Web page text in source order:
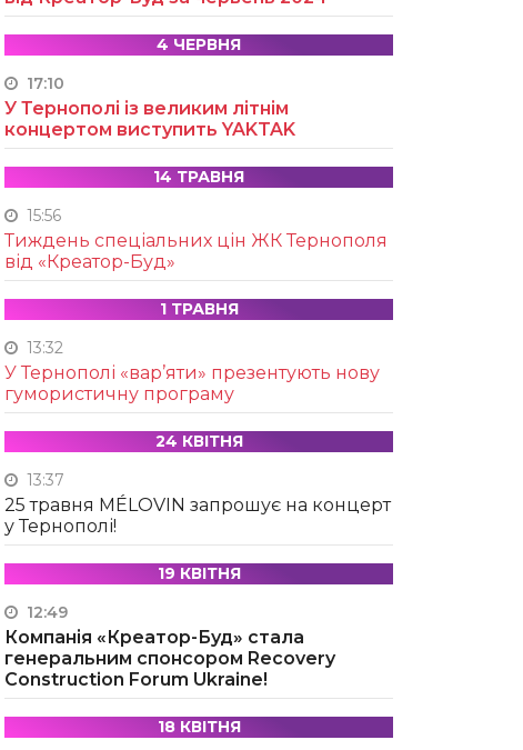
4 ЧЕРВНЯ
17:10
У Тернополі із великим літнім
концертом виступить YAKTAK
14 ТРАВНЯ
15:56
Тиждень спеціальних цін ЖК Тернополя
від «Креатор-Буд»
1 ТРАВНЯ
13:32
У Тернополі «вар’яти» презентують нову
гумористичну програму
24 КВІТНЯ
13:37
25 травня MÉLOVIN запрошує на концерт
у Тернополі!
19 КВІТНЯ
12:49
Компанія «Креатор-Буд» стала
генеральним спонсором Recovery
Construction Forum Ukraine!
18 КВІТНЯ